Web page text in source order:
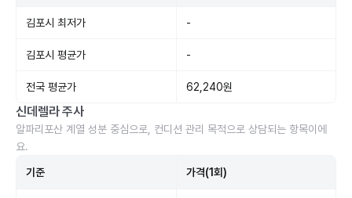
김포시 최저가 -
김포시 평균가 -
전국 평균가 62,240원
신데렐라 주사
알파리포산 계열 성분 중심으로, 컨디션 관리 목적으로 상담되는 항목이에
요.
기준 가격(1회)